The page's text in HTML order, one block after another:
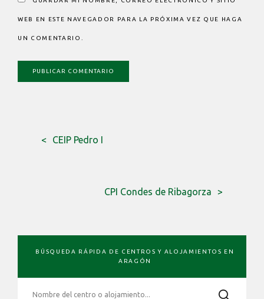
WEB EN ESTE NAVEGADOR PARA LA PRÓXIMA VEZ QUE HAGA
UN COMENTARIO.
CEIP Pedro I
CPI Condes de Ribagorza
PRIMARIA
BÚSQUEDA RÁPIDA DE CENTROS Y ALOJAMIENTOS EN
ARAGÓN